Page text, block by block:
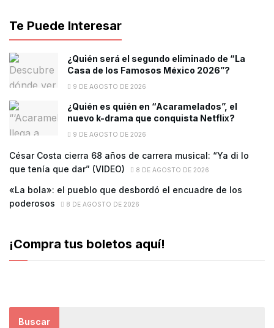
Te Puede Interesar
¿Quién será el segundo eliminado de “La
Casa de los Famosos México 2026”?
9 DE AGOSTO DE 2026
¿Quién es quién en “Acaramelados”, el
nuevo k-drama que conquista Netflix?
9 DE AGOSTO DE 2026
César Costa cierra 68 años de carrera musical: “Ya di lo
que tenía que dar” (VIDEO)
8 DE AGOSTO DE 2026
«La bola»: el pueblo que desbordó el encuadre de los
poderosos
8 DE AGOSTO DE 2026
¡Compra tus boletos aquí!
Buscar